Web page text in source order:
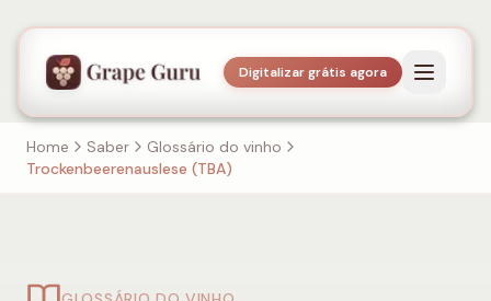
Digitalizar grátis agora
Home Saber
Glossário do vinho
Trockenbeerenauslese (TBA)